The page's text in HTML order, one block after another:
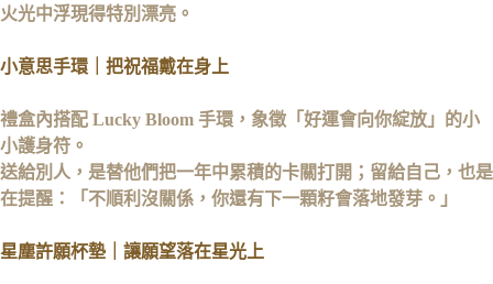
火光中浮現得特別漂亮。
小意思手環｜把祝福戴在身上
禮盒內搭配 Lucky Bloom 手環， 象徵「好運會向你綻放」的小
小護身符。
送給別人，是替他們把一年中累積的卡關打開； 留給自己，也是
在提醒：
「不順利沒關係，你還有下一顆籽會落地發芽。」
星塵許願杯墊｜讓願望落在星光上